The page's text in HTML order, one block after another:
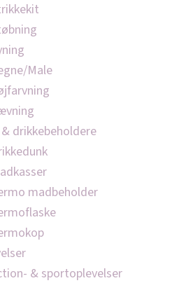
Male
drikkebeholdere
madbeholder
& sportoplevelser